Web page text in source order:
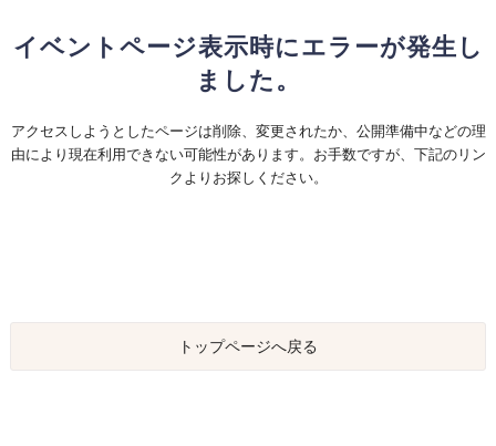
イベントページ表示時にエラーが発生し
ました。
アクセスしようとしたページは削除、変更されたか、公開準備中などの理
由により現在利用できない可能性があります。お手数ですが、下記のリン
クよりお探しください。
トップページへ戻る